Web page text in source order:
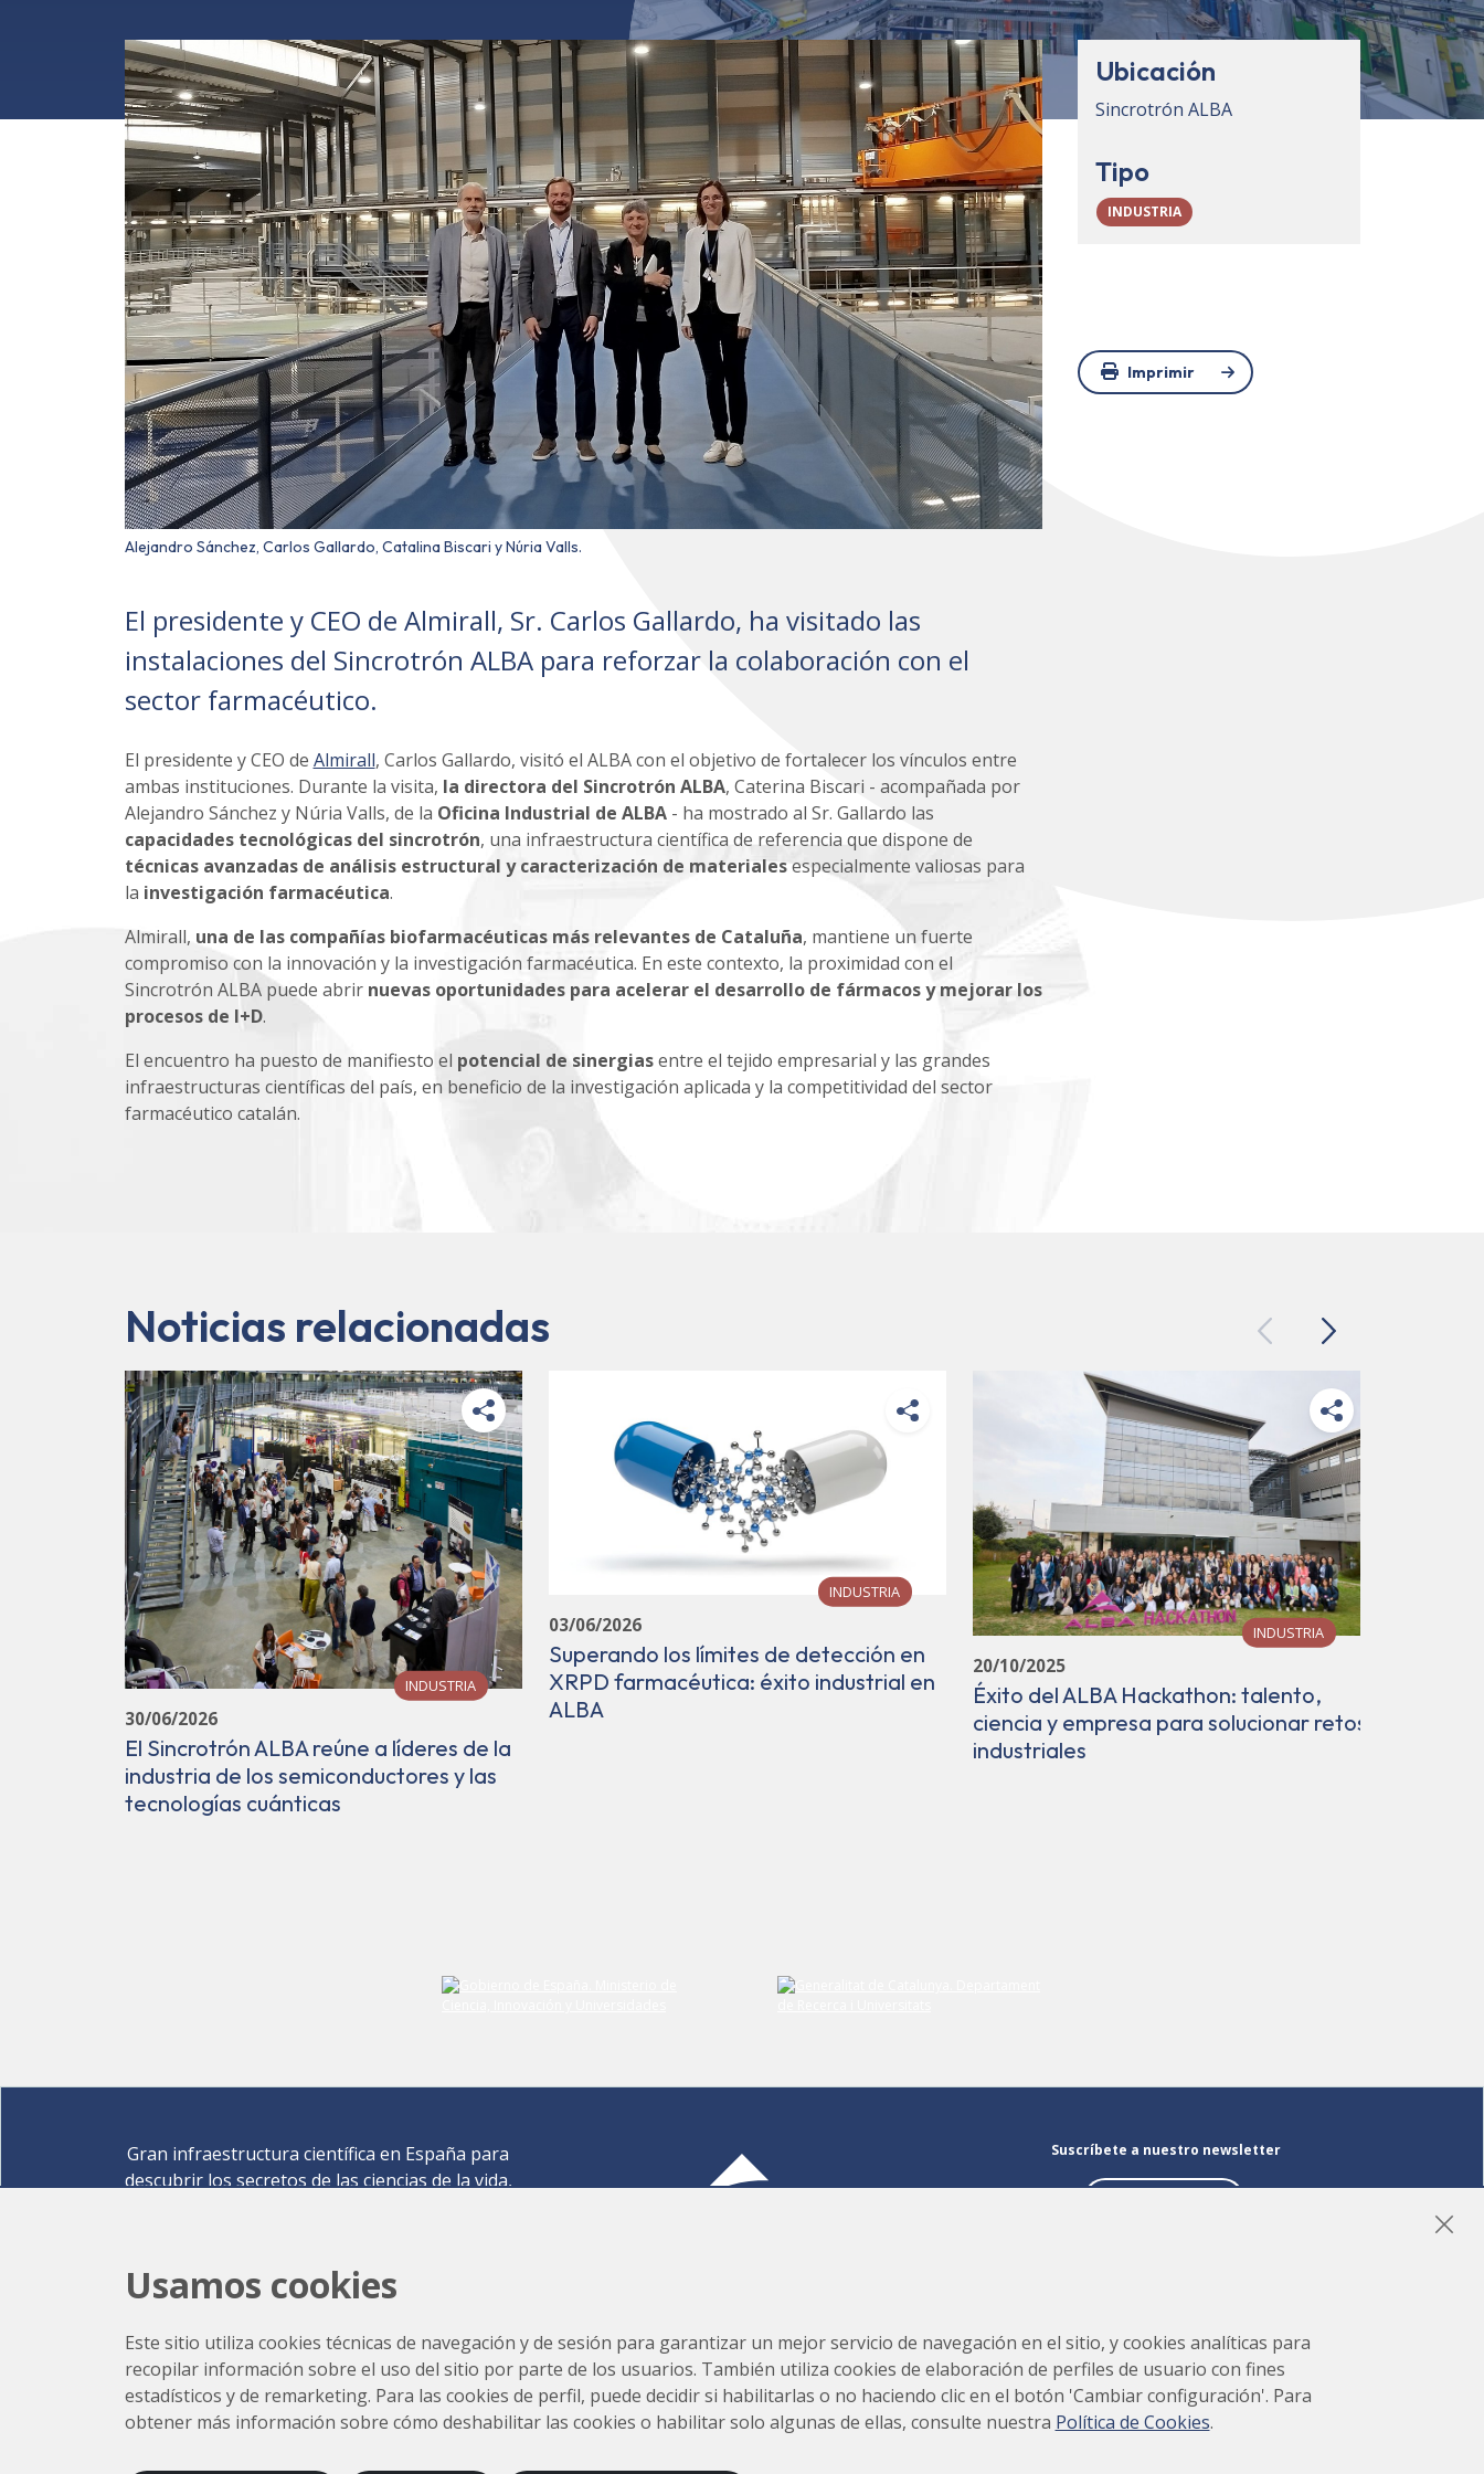
Alejandro Sánchez, Carlos Gallardo, Catalina Biscari y Núria Valls.
El presidente y CEO de Almirall, Sr. Carlos Gallardo, ha visitado las
instalaciones del Sincrotrón ALBA para reforzar la colaboración con el
sector farmacéutico.
El presidente y CEO de Almirall, Carlos Gallardo, visitó el ALBA con el objetivo de fortalecer los vínculos entre
ambas instituciones. Durante la visita, la directora del Sincrotrón ALBA, Caterina Biscari - acompañada por
Alejandro Sánchez y Núria Valls, de la Oficina Industrial de ALBA- ha mostrado al Sr. Gallardo las
capacidades tecnológicas del sincrotrón, una infraestructura científica de referencia que dispone de
técnicas avanzadas de análisis estructural y caracterización de materialesespecialmente valiosas para
la investigación farmacéutica.
Almirall, una de las compañías biofarmacéuticas más relevantes de Cataluña, mantiene un fuerte
compromiso con la innovación y la investigación farmacéutica. En este contexto, la proximidad con el
Sincrotrón ALBA puede abrir nuevas oportunidades para acelerar el desarrollo de fármacos y mejorar los
procesos de I+D.
El encuentro ha puesto de manifiesto el potencial de sinergiasentre el tejido empresarial y las grandes
infraestructuras científicas del país, en beneficio de la investigación aplicada y la competitividad del sector
farmacéutico catalán.
Ubicación
Sincrotrón ALBA
Tipo
INDUSTRIA
Imprimir
Noticias relacionadas PreviousNext
INDUSTRIA
30/06/2026
El Sincrotrón ALBA reúne a líderes de la
industria de los semiconductores y las
tecnologías cuánticas
INDUSTRIA
03/06/2026
Superando los límites de detección en
XRPD farmacéutica: éxito industrial en
ALBA
INDUSTRIA
20/10/2025
Éxito del ALBA Hackathon: talento,
ciencia y empresa para solucionar retos
industriales
Gran infraestructura científica en España para
descubrir los secretos de las ciencias de la vida,
Carrer de la Llum 2-26 08290 Cerdanyola del Vallès,
Cómo llegar
+34 93 592 43 00
Suscríbete a nuestro newsletter
Usamos cookies
Este sitio utiliza cookies técnicas de navegación y de sesión para garantizar un mejor servicio de navegación en el sitio, y cookies analíticas para
recopilar información sobre el uso del sitio por parte de los usuarios. También utiliza cookies de elaboración de perfiles de usuario con fines
estadísticos y de remarketing. Para las cookies de perfil, puede decidir si habilitarlas o no haciendo clic en el botón 'Cambiar configuración'. Para
obtener más información sobre cómo deshabilitar las cookies o habilitar solo algunas de ellas, consulte nuestra Política de Cookies.